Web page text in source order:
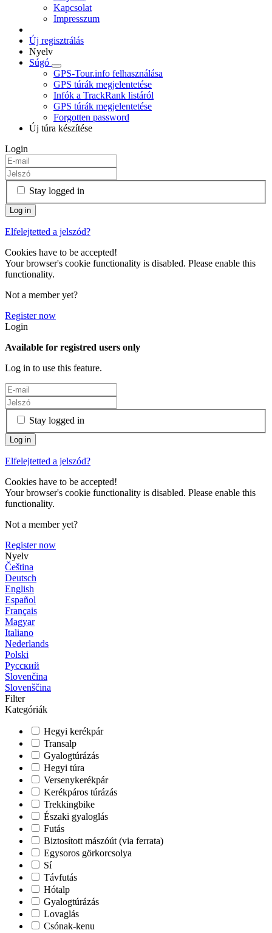
Kapcsolat
Impresszum
Új regisztrálás
Nyelv
Súgó
GPS-Tour.info felhasználása
GPS túrák megjelentetése
Infók a TrackRank listáról
GPS túrák megjelentetése
Forgotten password
Új túra készítése
Login
Stay logged in
Elfelejtetted a jelszód?
Cookies have to be accepted!
Your browser's cookie functionality is disabled. Please enable this
functionality.
Not a member yet?
Register now
Login
Available for registred users only
Log in to use this feature.
Stay logged in
Elfelejtetted a jelszód?
Cookies have to be accepted!
Your browser's cookie functionality is disabled. Please enable this
functionality.
Not a member yet?
Register now
Nyelv
Čeština
Deutsch
English
Español
Français
Magyar
Italiano
Nederlands
Polski
Русский
Slovenčina
Slovenščina
Filter
Kategóriák
Hegyi kerékpár
Transalp
Gyalogtúrázás
Hegyi túra
Versenykerékpár
Kerékpáros túrázás
Trekkingbike
Északi gyaloglás
Futás
Biztosított mászóút (via ferrata)
Egysoros görkorcsolya
Sí
Távfutás
Hótalp
Gyalogtúrázás
Lovaglás
Csónak-kenu